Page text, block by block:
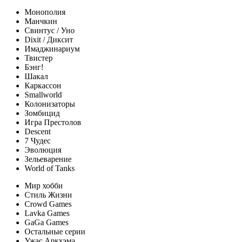
Монополия
Манчкин
Свинтус / Уно
Dixit / Диксит
Имаджинариум
Твистер
Бэнг!
Шакал
Каркассон
Smallworld
Колонизаторы
Зомбицид
Игра Престолов
Descent
7 Чудес
Эволюция
Зельеварение
World of Tanks
Мир хобби
Стиль Жизни
Crowd Games
Lavka Games
GaGa Games
Остальные серии